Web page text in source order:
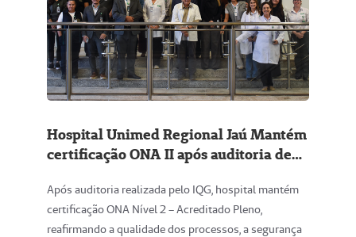
Hospital Unimed Regional Jaú Mantém
certificação ONA II após auditoria de
Após auditoria realizada pelo IQG, hospital mantém
certificação ONA Nível 2 – Acreditado Pleno,
reafirmando a qualidade dos processos, a segurança